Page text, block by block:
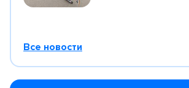
Все новости